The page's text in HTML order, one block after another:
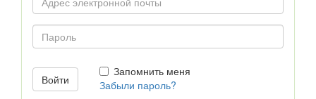
Запомнить меня
Забыли пароль?